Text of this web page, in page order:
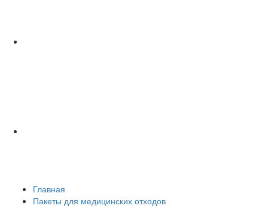
Главная
Пакеты для медицинских отходов